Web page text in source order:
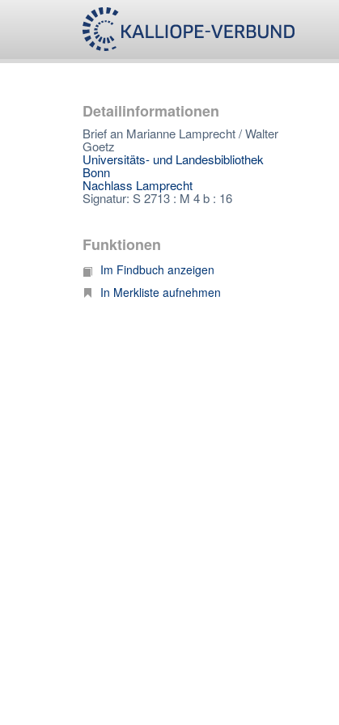
Detailinformationen
Brief an Marianne Lamprecht / Walter
Goetz
Universitäts- und Landesbibliothek
Bonn
Nachlass Lamprecht
Signatur: S 2713 : M 4 b : 16
Funktionen
Im Findbuch anzeigen
In Merkliste aufnehmen